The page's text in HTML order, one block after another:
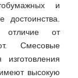
и
достоинства.
от
Смесовые
высокую